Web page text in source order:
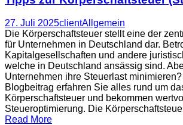
27. Juli 2025clientAllgemein
Die Körperschaftsteuer stellt eine der
für Unternehmen in Deutschland dar.
Kapitalgesellschaften und andere
welche in Deutschland ansässig sind.
Unternehmen ihre Steuerlast
Blogbeitrag erfahren Sie alles rund um
Körperschaftsteuer und bekommen
Steueroptimierung. Die
Read More